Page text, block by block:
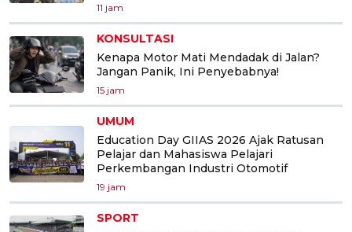
11 jam
KONSULTASI
Kenapa Motor Mati Mendadak di Jalan?
Jangan Panik, Ini Penyebabnya!
15 jam
UMUM
Education Day GIIAS 2026 Ajak Ratusan
Pelajar dan Mahasiswa Pelajari
Perkembangan Industri Otomotif
19 jam
SPORT